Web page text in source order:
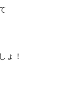
ょ！